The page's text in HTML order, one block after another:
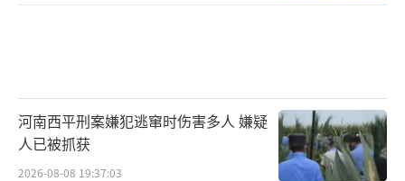
河南西平刑案嫌犯逃窜时伤害多人 嫌疑
人已被抓获
2026-08-08 19:37:03